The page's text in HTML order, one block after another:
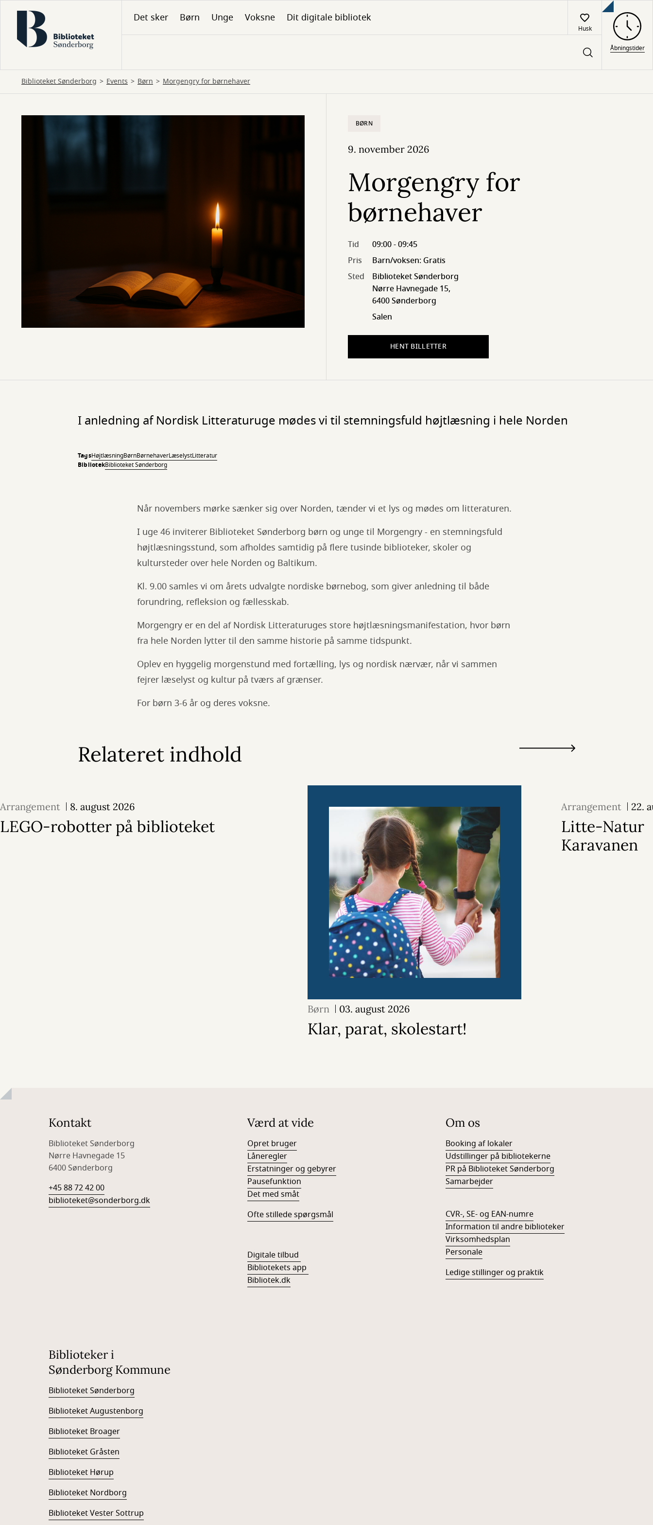
hovedindhold
Det sker Børn Unge Voksne Dit digitale bibliotek
Husk
Åbningstider
Biblioteket Sønderborg Events Børn Morgengry for børnehaver
BØRN
9. november 2026
Morgengry for
børnehaver
Tid
09:00 - 09:45
Pris
Barn/voksen: Gratis
Sted
Biblioteket Sønderborg
Nørre Havnegade 15,
6400 Sønderborg
Salen
HENT BILLETTER
I anledning af Nordisk Litteraturuge mødes vi til stemningsfuld højtlæsning i hele Norden
TagsHøjtlæsningBørnBørnehaverLæselystLitteratur
BibliotekBiblioteket Sønderborg
Når novembers mørke sænker sig over Norden, tænder vi et lys og mødes om litteraturen.
I uge 46 inviterer Biblioteket Sønderborg børn og unge til Morgengry - en stemningsfuld
højtlæsningsstund, som afholdes samtidig på flere tusinde biblioteker, skoler og
kultursteder over hele Norden og Baltikum.
Kl. 9.00 samles vi om årets udvalgte nordiske børnebog, som giver anledning til både
forundring, refleksion og fællesskab.
Morgengry er en del af Nordisk Litteraturuges store højtlæsningsmanifestation, hvor børn
fra hele Norden lytter til den samme historie på samme tidspunkt.
Oplev en hyggelig morgenstund med fortælling, lys og nordisk nærvær, når vi sammen
fejrer læselyst og kultur på tværs af grænser.
For børn 3-6 år og deres voksne.
Relateret indhold
Arrangement 8. august 2026
LEGO-robotter på biblioteket
Børn 03. august 2026
Klar, parat, skolestart!
Arrangement 22.
Litte-Natur
Karavanen
Kontakt
Biblioteket Sønderborg
Nørre Havnegade 15
6400 Sønderborg
+45 88 72 42 00
biblioteket@sonderborg.dk
Værd at vide
Opret bruger
Låneregler
Erstatninger og gebyrer
Pausefunktion
Det med småt
Ofte stillede spørgsmål
Digitale tilbud
Bibliotekets app
Bibliotek.dk
Om os
Booking af lokaler
Udstillinger på bibliotekerne
PR på Biblioteket Sønderborg
Samarbejder
CVR-, SE- og EAN-numre
Information til andre biblioteker
Virksomhedsplan
Personale
Ledige stillinger og praktik
Biblioteker i
Sønderborg Kommune
Biblioteket Sønderborg
Biblioteket Augustenborg
Biblioteket Broager
Biblioteket Gråsten
Biblioteket Hørup
Biblioteket Nordborg
Biblioteket Vester Sottrup